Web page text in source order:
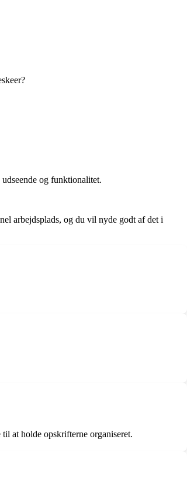
og funktionalitet.
arbejdsplads, og du vil nyde godt af det i
at holde opskrifterne organiseret.